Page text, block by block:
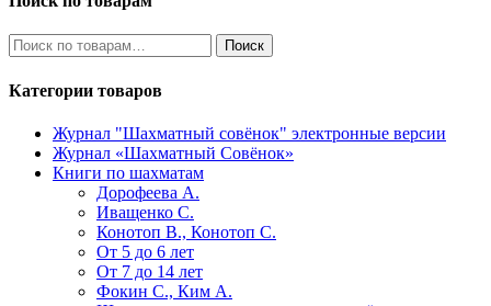
Искать: Поиск
Категории товаров
Журнал "Шахматный совёнок" электронные версии
Журнал «Шахматный Совёнок»
Книги по шахматам
Дорофеева А.
Иващенко С.
Конотоп В., Конотоп С.
От 5 до 6 лет
От 7 до 14 лет
Фокин С., Ким А.